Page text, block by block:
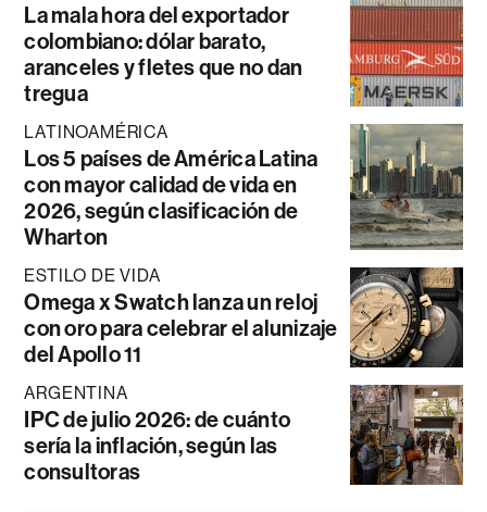
La mala hora del exportador
colombiano: dólar barato,
aranceles y fletes que no dan
tregua
LATINOAMÉRICA
Los 5 países de América Latina
con mayor calidad de vida en
2026, según clasificación de
Wharton
ESTILO DE VIDA
Omega x Swatch lanza un reloj
con oro para celebrar el alunizaje
del Apollo 11
ARGENTINA
IPC de julio 2026: de cuánto
sería la inflación, según las
consultoras